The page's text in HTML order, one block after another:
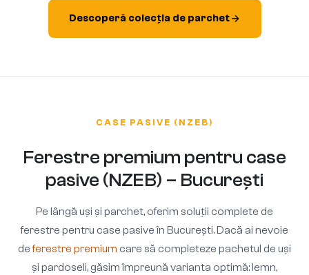
Descoperă colecția de parchet
CASE PASIVE (NZEB)
Ferestre premium pentru case
pasive (NZEB) – București
Pe lângă uși și parchet, oferim soluții complete de
ferestre pentru case pasive în București. Dacă ai nevoie
deferestre premium care să completeze pachetul de uși
și pardoseli, găsim împreună varianta optimă: lemn,